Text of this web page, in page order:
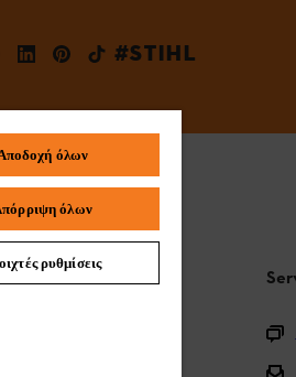
#STIHL
ερωτήσεις
όλων
όλων
ρυθμίσεις